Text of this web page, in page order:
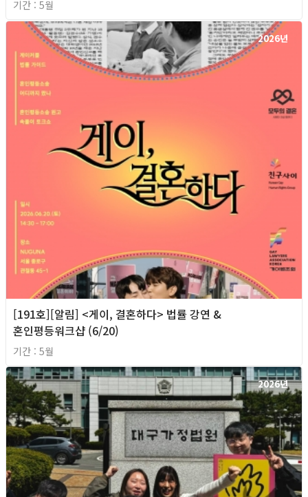
기간 : 5월
2026년
[191호][알림] <게이, 결혼하다> 법률 강연 &
혼인평등워크샵 (6/20)
기간 : 5월
2026년